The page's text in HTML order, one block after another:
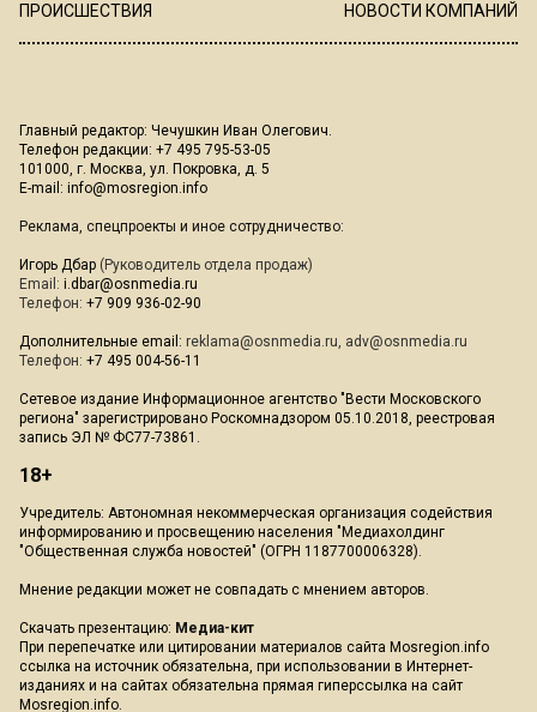
ПРОИСШЕСТВИЯ
НОВОСТИ КОМПАНИЙ
Главный редактор: Чечушкин Иван Олегович.
Телефон редакции: +7 495 795-53-05
101000, г. Москва, ул. Покровка, д. 5
E-mail: info@mosregion.info
Реклама, спецпроекты и иное сотрудничество:
Игорь Дбар (Руководитель отдела продаж)
Email: i.dbar@osnmedia.ru
Телефон: +7 909 936-02-90
Дополнительные email: reklama@osnmedia.ru, adv@osnmedia.ru
Телефон: +7 495 004-56-11
Сетевое издание Информационное агентство "Вести Московского
региона" зарегистрировано Роскомнадзором 05.10.2018, реестровая
запись ЭЛ № ФС77-73861.
18+
Учредитель: Автономная некоммерческая организация содействия
информированию и просвещению населения "Медиахолдинг
"Общественная служба новостей" (ОГРН 1187700006328).
Мнение редакции может не совпадать с мнением авторов.
Скачать презентацию: Медиа-кит
При перепечатке или цитировании материалов сайта Mosregion.info
ссылка на источник обязательна, при использовании в Интернет-
изданиях и на сайтах обязательна прямая гиперссылка на сайт
Mosregion.info.